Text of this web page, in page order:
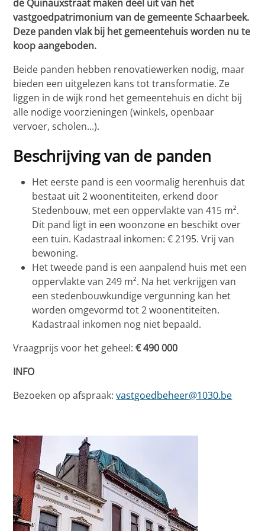
de Quinauxstraat maken deel uit van het
vastgoedpatrimonium van de gemeente Schaarbeek.
Deze panden vlak bij het gemeentehuis worden nu te
koop aangeboden.
Beide panden hebben renovatiewerken nodig, maar
bieden een uitgelezen kans tot transformatie. Ze
liggen in de wijk rond het gemeentehuis en dicht bij
alle nodige voorzieningen (winkels, openbaar
vervoer, scholen...).
Beschrijving van de panden
Het eerste pand is een voormalig herenhuis dat
bestaat uit 2 woonentiteiten, erkend door
Stedenbouw, met een oppervlakte van 415 m².
Dit pand ligt in een woonzone en beschikt over
een tuin. Kadastraal inkomen: € 2195. Vrij van
bewoning.
Het tweede pand is een aanpalend huis met een
oppervlakte van 249 m². Na het verkrijgen van
een stedenbouwkundige vergunning kan het
worden omgevormd tot 2 woonentiteiten.
Kadastraal inkomen nog niet bepaald.
Vraagprijs voor het geheel:€ 490 000
INFO
Bezoeken op afspraak:vastgoedbeheer@1030.be